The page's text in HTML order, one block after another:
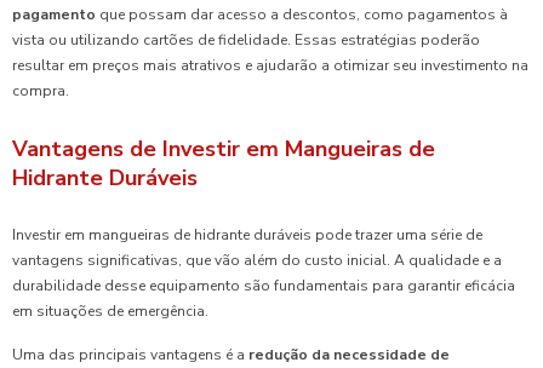
pagamento que possam dar acesso a descontos, como pagamentos à
vista ou utilizando cartões de fidelidade. Essas estratégias poderão
resultar em preços mais atrativos e ajudarão a otimizar seu investimento na
compra.
Vantagens de Investir em Mangueiras de
Hidrante Duráveis
Investir em mangueiras de hidrante duráveis pode trazer uma série de
vantagens significativas, que vão além do custo inicial. A qualidade e a
durabilidade desse equipamento são fundamentais para garantir eficácia
em situações de emergência.
Uma das principais vantagens é a redução da necessidade de